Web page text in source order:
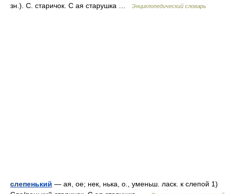
зн.). С. старичок. С ая старушка …
Энциклопедический словарь
слепенький — ая, ое; нек, нька, о., уменьш. ласк. к слепой 1)